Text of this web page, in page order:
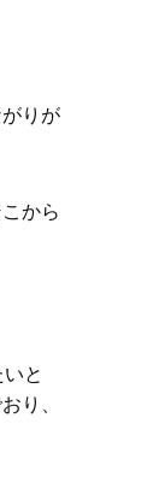
りが
から
と
り、